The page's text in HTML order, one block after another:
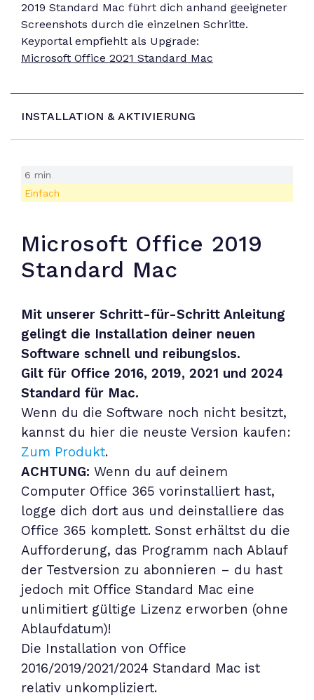
2019 Standard Mac führt dich anhand geeigneter
Screenshots durch die einzelnen Schritte.
Keyportal empfiehlt als Upgrade:
Microsoft Office 2021 Standard Mac
INSTALLATION & AKTIVIERUNG
6 min
Einfach
Microsoft Office 2019
Standard Mac
Mit unserer Schritt-für-Schritt Anleitung
gelingt die Installation deiner neuen
Software schnell und reibungslos.
Gilt für Office 2016, 2019, 2021 und 2024
Standard für Mac.
Wenn du die Software noch nicht besitzt,
kannst du hier die neuste Version kaufen:
Zum Produkt.
ACHTUNG: Wenn du auf deinem
Computer Office 365 vorinstalliert hast,
logge dich dort aus und deinstalliere das
Office 365 komplett. Sonst erhältst du die
Aufforderung, das Programm nach Ablauf
der Testversion zu abonnieren – du hast
jedoch mit Office Standard Mac eine
unlimitiert gültige Lizenz erworben (ohne
Ablaufdatum)!
Die Installation von Office
2016/2019/2021/2024 Standard Mac ist
relativ unkompliziert.